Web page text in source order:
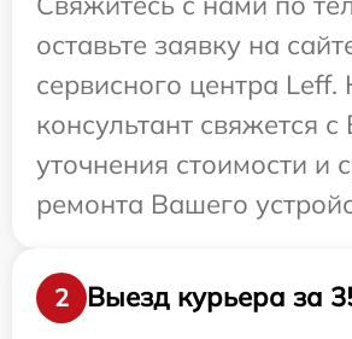
оставьте заявку на
сервисного центра
консультант свяжется
уточнения стоимости и
ремонта Вашего
2
Выезд курьера за